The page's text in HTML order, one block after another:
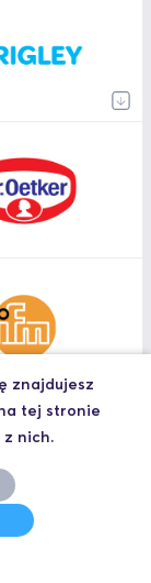
znajdujesz
tej stronie
nich.